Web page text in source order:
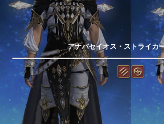
アナバセイオス・ストライカ